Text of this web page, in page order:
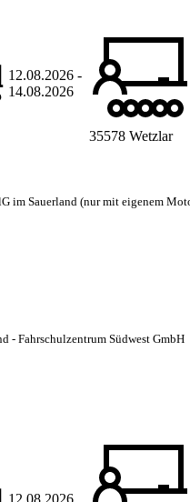
12.08.2026 -
14.08.2026
35578 Wetzlar
im Sauerland (nur mit eigenem
- Fahrschulzentrum Südwest GmbH
12.08.2026